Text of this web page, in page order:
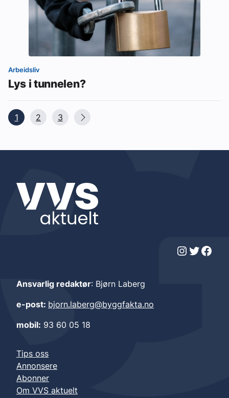
Arbeidsliv
Lys i tunnelen?
1 2 3
Instagram Twitter Facebook
Ansvarlig redaktør: Bjørn Laberg
e-post: bjorn.laberg@byggfakta.no
mobil: 93 60 05 18
Tips oss
Annonsere
Abonner
Om VVS aktuelt